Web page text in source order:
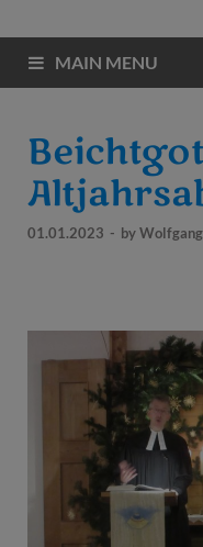
MAIN MENU
01.01.2023 - by